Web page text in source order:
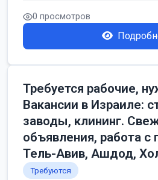
0 просмотров
Требуется рабочие,
Вакансии в Израиле:
заводы, клининг.
объявления, работа с
Тель-Авив, Ашдод,
Требуются